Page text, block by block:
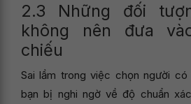
2.3 Những đối
không nên đưa
chiếu
Sai lầm trong việc chọn người
bạn bị nghi ngờ về độ chuẩn